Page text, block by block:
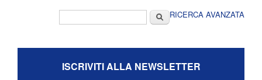
CercaRICERCA AVANZATA
ISCRIVITI ALLA NEWSLETTER